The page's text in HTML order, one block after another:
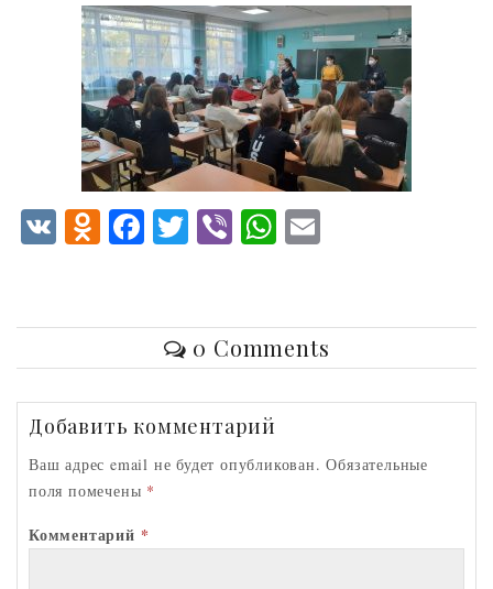
V O
o
kl
as
sn
ik
i
F
o
o
k
T
er
V W
A
p
p
l
0 Comments
Добавить комментарий
Ваш адрес email не будет опубликован. Обязательные
поля помечены *
Комментарий *